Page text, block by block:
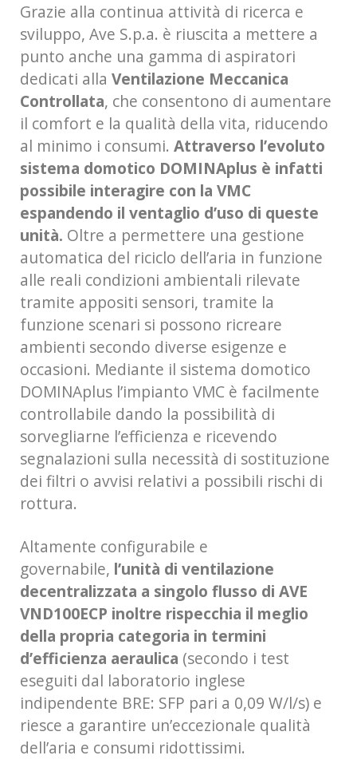
Grazie alla continua attività di ricerca e
sviluppo, Ave S.p.a. è riuscita a mettere a
punto anche una gamma di aspiratori
dedicati alla Ventilazione Meccanica
Controllata, che consentono di aumentare
il comfort e la qualità della vita, riducendo
al minimo i consumi. Attraverso l’evoluto
sistema domotico DOMINAplus è infatti
possibile interagire con la VMC
espandendo il ventaglio d’uso di queste
unità. Oltre a permettere una gestione
automatica del riciclo dell’aria in funzione
alle reali condizioni ambientali rilevate
tramite appositi sensori, tramite la
funzione scenari si possono ricreare
ambienti secondo diverse esigenze e
occasioni. Mediante il sistema domotico
DOMINAplus l’impianto VMC è facilmente
controllabile dando la possibilità di
sorvegliarne l’efficienza e ricevendo
segnalazioni sulla necessità di sostituzione
dei filtri o avvisi relativi a possibili rischi di
rottura.
Altamente configurabile e
governabile, l’unità di ventilazione
decentralizzata a singolo flusso di AVE
VND100ECP inoltre rispecchia il meglio
della propria categoria in termini
d’efficienza aeraulica (secondo i test
eseguiti dal laboratorio inglese
indipendente BRE: SFP pari a 0,09 W/l/s) e
riesce a garantire un’eccezionale qualità
dell’aria e consumi ridottissimi.